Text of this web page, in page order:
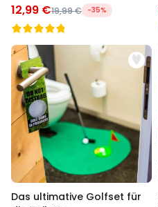
12,99 €19,99 € -35%
Das ultimative Golfset für